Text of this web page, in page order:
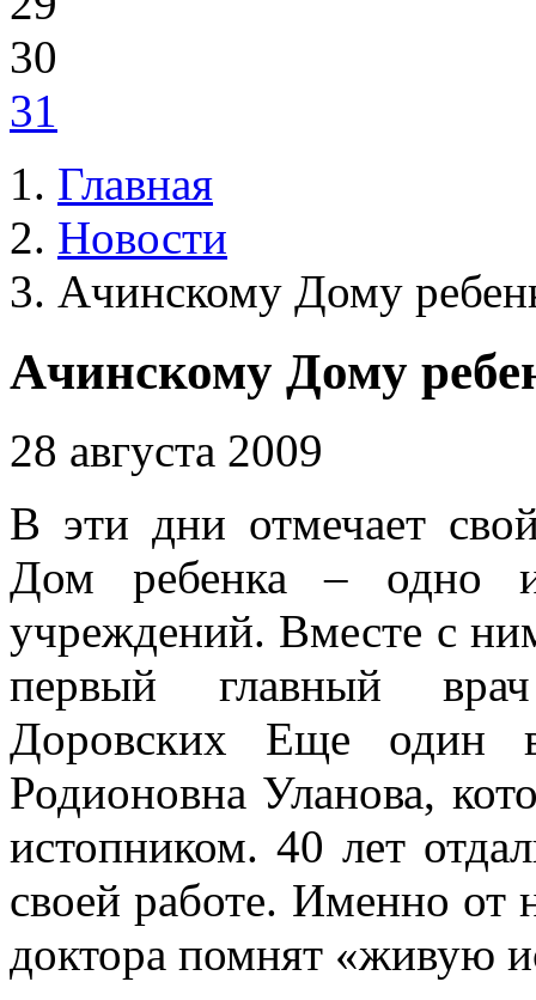
30
31
Главная
Новости
Ачинскому Дому
Ачинскому Дому
28 августа 2009
В эти дни отмечает
Дом ребенка – одно
учреждений. Вместе с
первый главный
Доровских Еще один
Родионовна Уланова,
истопником. 40 лет
своей работе. Именно от
доктора помнят «живую